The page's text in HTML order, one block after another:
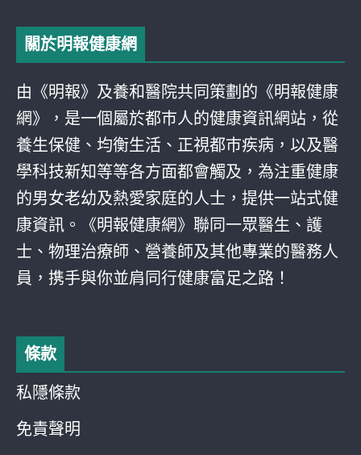
關於明報健康網
由《明報》及養和醫院共同策劃的《明報健康
網》，是一個屬於都巿人的健康資訊網站，從
養生保健、均衡生活、正視都巿疾病，以及醫
學科技新知等等各方面都會觸及，為注重健康
的男女老幼及熱愛家庭的人士，提供一站式健
康資訊。《明報健康網》聯同一眾醫生、護
士、物理治療師、營養師及其他專業的醫務人
員，携手與你並肩同行健康富足之路！
條款
私隱條款
免責聲明